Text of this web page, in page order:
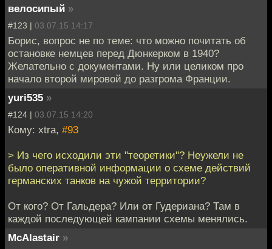
велосипый »
#123 | 03.07.15 14:17
Борис, вопрос не по теме: что можно почитать об
остановке немцев перед Дюнкерком в 1940?
Желательно с документами. Ну или целиком про
начало второй мировой до разгрома Франции.
yuri535 »
#124 | 03.07.15 14:20
Кому: xtra, #93
> Из чего исходили эти "теоретики"? Неужели не
было оперативной информации о схеме действий
германских танков на чужой территории?
От кого? От Гальдера? Или от Гудериана? Там в
каждой последующей кампании схемы менялись.
McAlastair »